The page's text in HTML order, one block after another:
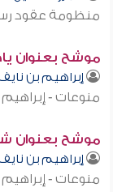
منظومة عقود
موشح بعنوان
إبراهيم بن
منوعات -
موشح بعنوان
إبراهيم بن
منوعات -